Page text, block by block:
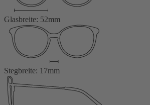
Glasbreite: 52mm
Stegbreite: 17mm